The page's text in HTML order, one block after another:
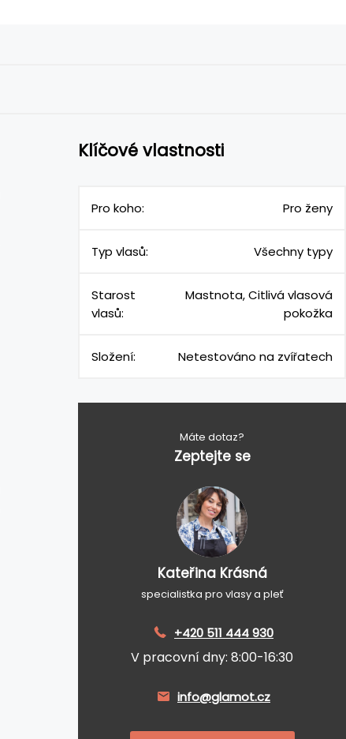
Klíčové vlastnosti
Pro koho: Pro ženy
Typ vlasů: Všechny typy
Starost
vlasů:
Mastnota, Citlivá vlasová
pokožka
Složení: Netestováno na zvířatech
Máte dotaz?
Zeptejte se
Kateřina Krásná
specialistka pro vlasy a pleť
+420 511 444 930
V pracovní dny: 8:00-16:30
info@glamot.cz